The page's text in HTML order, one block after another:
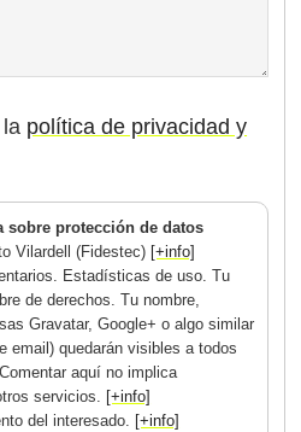
política de privacidad y
sobre protección de datos
Vilardell (Fidestec) [+info]
Estadísticas de uso. Tu
de derechos. Tu nombre,
Gravatar, Google+ o algo similar
email) quedarán visibles a todos
aquí no implica
servicios. [+info]
del interesado. [+info]